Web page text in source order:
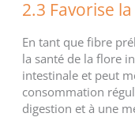
2.3 Favorise
En tant que fibre
la santé de la flore
intestinale et peut
consommation
digestion et à une